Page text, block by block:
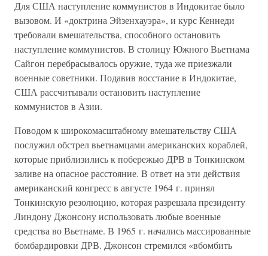
Для США наступление коммунистов в Индокитае было
вызовом. И «доктрина Эйзенхауэра», и курс Кеннеди
требовали вмешательства, способного остановить
наступление коммунистов. В столицу Южного Вьетнама
Сайгон перебрасывалось оружие, туда же приезжали
военные советники. Подавив восстание в Индокитае,
США рассчитывали остановить наступление
коммунистов в Азии.
Поводом к широкомасштабному вмешательству США
послужил обстрел вьетнамцами американских кораблей,
которые приблизились к побережью ДРВ в Тонкинском
заливе на опасное расстояние. В ответ на эти действия
американский конгресс в августе 1964 г. принял
Тонкинскую резолюцию, которая разрешала президенту
Линдону Джонсону использовать любые военные
средства во Вьетнаме. В 1965 г. начались массированные
бомбардировки ДРВ. Джонсон стремился «вбомбить